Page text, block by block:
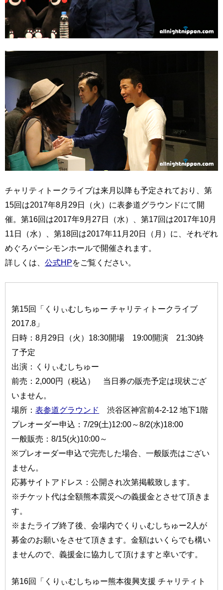
チャリティトークライブは来月以降も予定されており、第
15回は2017年8月29日（火）に表参道グラウンドにて開
催。第16回は2017年9月27日（水）、第17回は2017年10月
11日（水）、第18回は2017年11月20日（月）に、それぞれ
めぐろパーシモンホールで開催されます。
詳しくは、 公式HPをご覧ください。
第15回「くりぃむしちゅー チャリティトークライブ
2017.8」
日時：8月29日（火）18:30開場 19:00開演 21:30終
了予定
出演：くりぃむしちゅー
前売：2,000円（税込） 当日券の販売予定は現状ござ
いません。
場所：表参道グラウンド
渋谷区神宮前4-2-12 地下1階
プレオーダー申込：7/29(土)12:00～8/2(水)18:00
一般販売：8/15(火)10:00～
※プレオーダー申込で完売した場合、一般販売はござい
ません。
応募サイトアドレス：公開され次第掲載致します。
※チケット代は全額熊本震災への義援金とさせて頂きま
す。
※またライブ終了後、会場内でくりぃむしちゅー2人が
募金のお願いをさせて頂きます。金額はいくらでも構い
ませんので、義援金に協力して頂けますと幸いです。
第16回「くりぃむしちゅー熊本復興支援 チャリティト